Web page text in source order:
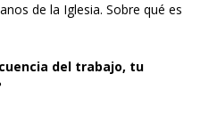
de la Iglesia. Sobre qué es
del trabajo, tu